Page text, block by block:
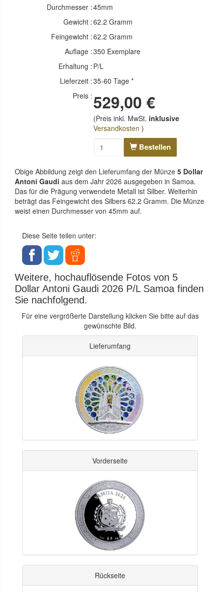
Durchmesser :45mm
Gewicht :62.2 Gramm
Feingewicht :62.2 Gramm
Auflage :350 Exemplare
Erhaltung : P/L
Lieferzeit :35-60 Tage *
Preis : 529,00 €
(Preis inkl. MwSt. inklusive
Versandkosten )
Bestellen
Obige Abbildung zeigt den Lieferumfang der Münze 5 Dollar
Antoni Gaudi aus dem Jahr 2026 ausgegeben in Samoa.
Das für die Prägung verwendete Metall ist Silber. Weiterhin
beträgt das Feingewicht des Silbers 62.2 Gramm. Die Münze
weist einen Durchmesser von 45mm auf.
Diese Seite teilen unter:
Weitere, hochauflösende Fotos von 5
Dollar Antoni Gaudi 2026 P/L Samoa finden
Sie nachfolgend.
Für eine vergrößerte Darstellung klicken Sie bitte auf das
gewünschte Bild.
Lieferumfang
Vorderseite
Rückseite